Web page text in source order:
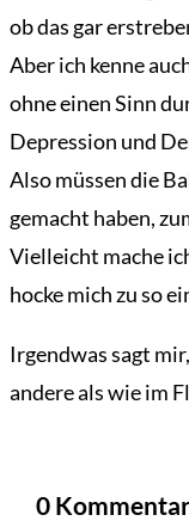
ob das gar
Aber ich kenne
ohne einen Sinn
Depression und
Also müssen die
gemacht haben,
Vielleicht mache
hocke mich zu so
Irgendwas sagt
andere als wie im
0